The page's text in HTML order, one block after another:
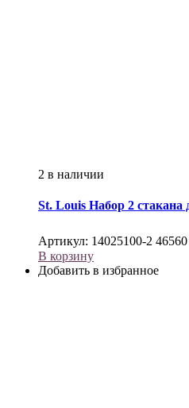
2 в наличии
St. Louis Набор 2
Артикул: 14025100-2 46560
В корзину
Добавить в избранное